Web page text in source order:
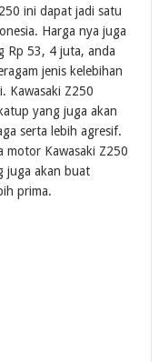
ini dapat jadi satu
Harga nya juga
Rp 53, 4 juta, anda
jenis kelebihan
Kawasaki Z250
yang juga akan
serta lebih agresif.
motor Kawasaki Z250
juga akan buat
prima.